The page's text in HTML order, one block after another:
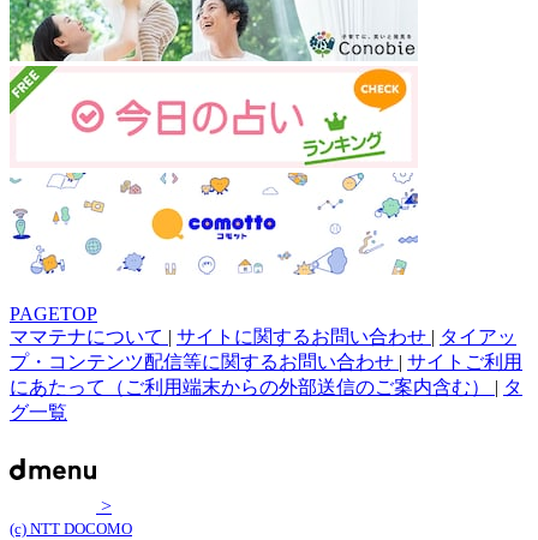
PAGETOP
ママテナについて | サイトに関するお問い合わせ | タイアッ
プ・コンテンツ配信等に関するお問い合わせ | サイトご利用
にあたって（ご利用端末からの外部送信のご案内含む） | タ
グ一覧
>
(c) NTT DOCOMO